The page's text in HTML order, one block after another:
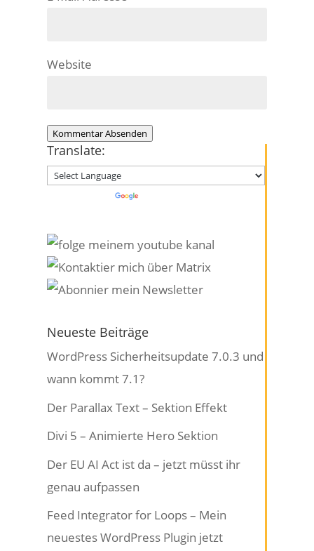
Website
Kommentar Absenden
Translate:
Powered by
Neueste Beiträge
WordPress Sicherheitsupdate 7.0.3 und
wann kommt 7.1?
Der Parallax Text – Sektion Effekt
Divi 5 – Animierte Hero Sektion
Der EU AI Act ist da – jetzt müsst ihr
genau aufpassen
Feed Integrator for Loops – Mein
neuestes WordPress Plugin jetzt